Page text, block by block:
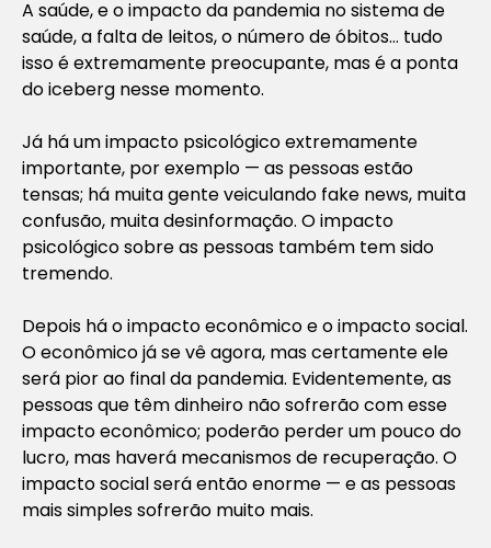
A saúde, e o impacto da pandemia no sistema de
saúde, a falta de leitos, o número de óbitos… tudo
isso é extremamente preocupante, mas é a ponta
do iceberg nesse momento.
Já há um impacto psicológico extremamente
importante, por exemplo — as pessoas estão
tensas; há muita gente veiculando fake news, muita
confusão, muita desinformação. O impacto
psicológico sobre as pessoas também tem sido
tremendo.
Depois há o impacto econômico e o impacto social.
O econômico já se vê agora, mas certamente ele
será pior ao final da pandemia. Evidentemente, as
pessoas que têm dinheiro não sofrerão com esse
impacto econômico; poderão perder um pouco do
lucro, mas haverá mecanismos de recuperação. O
impacto social será então enorme — e as pessoas
mais simples sofrerão muito mais.